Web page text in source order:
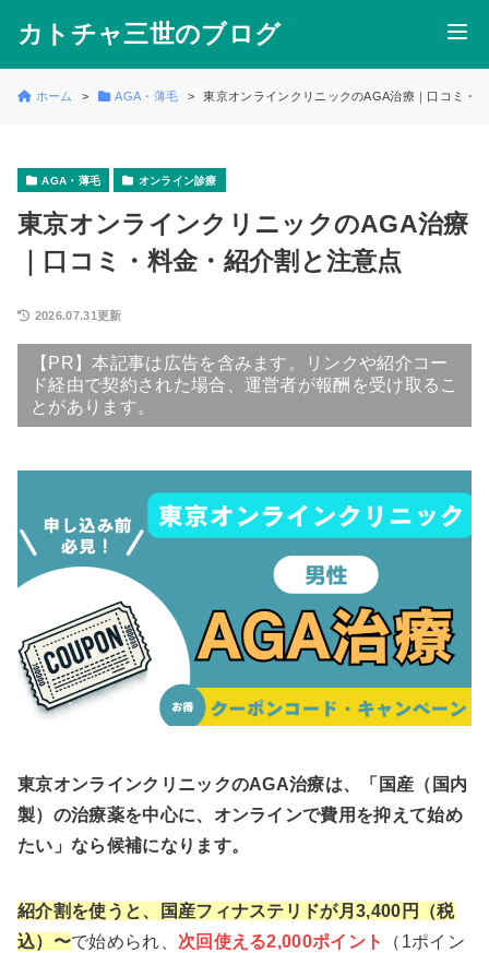
カトチャ三世のブログ
ホーム AGA・薄毛 東京オンラインクリニックのAGA治療｜口コミ・
AGA・薄毛 オンライン診療
東京オンラインクリニックのAGA治療
｜口コミ・料金・紹介割と注意点
2026.07.31更新
【PR】本記事は広告を含みます。リンクや紹介コー
ド経由で契約された場合、運営者が報酬を受け取るこ
とがあります。
東京オンラインクリニックのAGA治療は、「国産（国内
製）の治療薬を中心に、オンラインで費用を抑えて始め
たい」なら候補になります。
紹介割を使うと、国産フィナステリドが月3,400円（税
込）〜で始められ、 次回使える2,000ポイント
（1ポイン